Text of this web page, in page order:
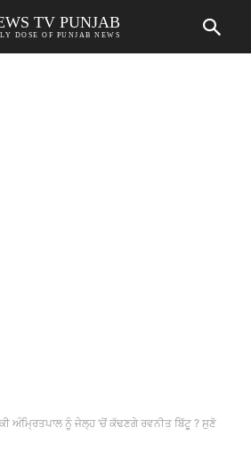
TV PUNJAB
DOSE OF PUNJAB NEWS
ਕੀ ਅੰਮ੍ਰਿਤਪਾਲ ਨੂੰ ਜੇਲ੍ਹ ‘ਚੋਂ ਕੱਢਣਗੇ ਰਵਨੀਤ ਬਿੱਟੂ ? ਸੁਣੋ